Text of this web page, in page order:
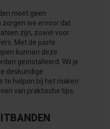
moet geen
zorgen we ervoor dat
zijn, zowel voor
Met de juiste
kunnen deze
geïnstalleerd. Wil je
deskundige
te helpen bij het maken
van praktische tips.